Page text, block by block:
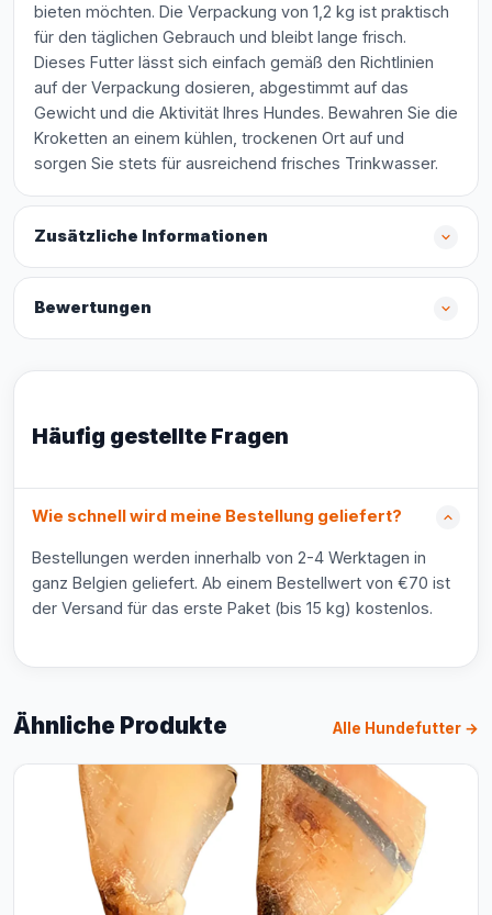
bieten möchten. Die Verpackung von 1,2 kg ist praktisch
für den täglichen Gebrauch und bleibt lange frisch.
Dieses Futter lässt sich einfach gemäß den Richtlinien
auf der Verpackung dosieren, abgestimmt auf das
Gewicht und die Aktivität Ihres Hundes. Bewahren Sie die
Kroketten an einem kühlen, trockenen Ort auf und
sorgen Sie stets für ausreichend frisches Trinkwasser.
Zusätzliche Informationen
Bewertungen
Häufig gestellte Fragen
Wie schnell wird meine Bestellung geliefert?
Bestellungen werden innerhalb von 2-4 Werktagen in
ganz Belgien geliefert. Ab einem Bestellwert von €70 ist
der Versand für das erste Paket (bis 15 kg) kostenlos.
Ähnliche Produkte Alle Hundefutter →